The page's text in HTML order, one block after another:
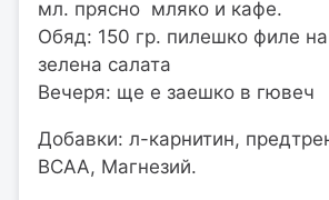
мл. прясно мляко и кафе.
Обяд: 150 гр. пилешко филе на
зелена салата
Вечеря: ще е заешко в гювеч
Добавки: л-карнитин,
BCAA, Магнезий.